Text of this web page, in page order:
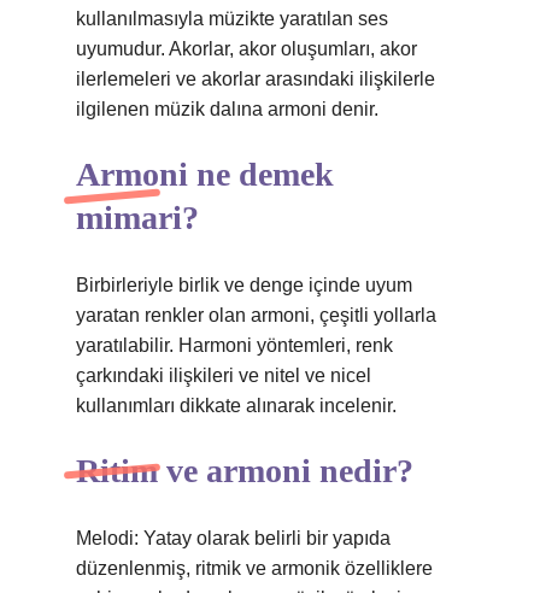
kullanılmasıyla müzikte yaratılan ses
uyumudur. Akorlar, akor oluşumları, akor
ilerlemeleri ve akorlar arasındaki ilişkilerle
ilgilenen müzik dalına armoni denir.
Armoni ne demek
mimari?
Birbirleriyle birlik ve denge içinde uyum
yaratan renkler olan armoni, çeşitli yollarla
yaratılabilir. Harmoni yöntemleri, renk
çarkındaki ilişkileri ve nitel ve nicel
kullanımları dikkate alınarak incelenir.
Ritim ve armoni nedir?
Melodi: Yatay olarak belirli bir yapıda
düzenlenmiş, ritmik ve armonik özelliklere